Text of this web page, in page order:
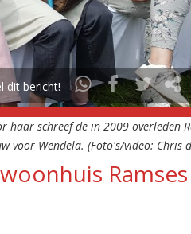
dit bericht!
haar schreef de in 2009 overleden
voor Wendela. (Foto's/video: Chris
Ramses